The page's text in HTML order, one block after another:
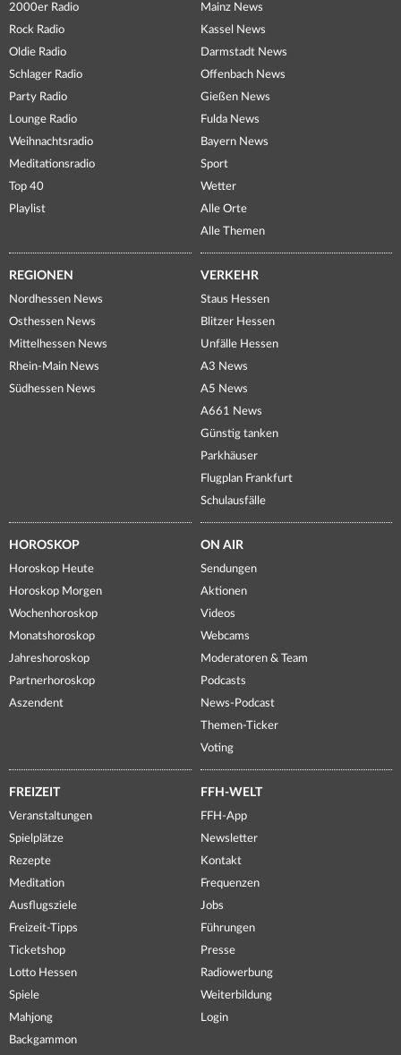
2000er Radio
Rock Radio
Oldie Radio
Schlager Radio
Party Radio
Lounge Radio
Weihnachtsradio
Meditationsradio
Top 40
Playlist
Mainz News
Kassel News
Darmstadt News
Offenbach News
Gießen News
Fulda News
Bayern News
Sport
Wetter
Alle Orte
Alle Themen
REGIONEN
Nordhessen News
Osthessen News
Mittelhessen News
Rhein-Main News
Südhessen News
VERKEHR
Staus Hessen
Blitzer Hessen
Unfälle Hessen
A3 News
A5 News
A661 News
Günstig tanken
Parkhäuser
Flugplan Frankfurt
Schulausfälle
HOROSKOP
Horoskop Heute
Horoskop Morgen
Wochenhoroskop
Monatshoroskop
Jahreshoroskop
Partnerhoroskop
Aszendent
ON AIR
Sendungen
Aktionen
Videos
Webcams
Moderatoren & Team
Podcasts
News-Podcast
Themen-Ticker
Voting
FREIZEIT
Veranstaltungen
Spielplätze
Rezepte
Meditation
Ausflugsziele
Freizeit-Tipps
Ticketshop
Lotto Hessen
Spiele
Mahjong
Backgammon
FFH-WELT
FFH-App
Newsletter
Kontakt
Frequenzen
Jobs
Führungen
Presse
Radiowerbung
Weiterbildung
Login